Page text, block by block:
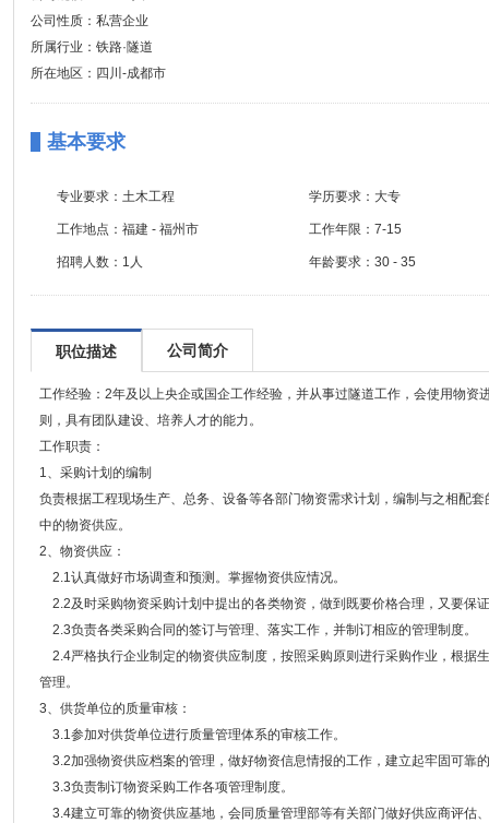
公司性质：私营企业
所属行业：铁路·隧道
所在地区：四川-成都市
基本要求
专业要求： 土木工程 学历要求： 大专
工作地点： 福建 - 福州市 工作年限： 7-15
招聘人数： 1人 年龄要求： 30 - 35
职位描述 公司简介
工作经验：2年及以上央企或国企工作经验，并从事过隧道工作，会使用物资
则，具有团队建设、培养人才的能力。
工作职责：
1、采购计划的编制
负责根据工程现场生产、总务、设备等各部门物资需求计划，编制与之相配
中的物资供应。
2、物资供应：
2.1认真做好市场调查和预测。掌握物资供应情况。
2.2及时采购物资采购计划中提出的各类物资，做到既要价格合理，又要保
2.3负责各类采购合同的签订与管理、落实工作，并制订相应的管理制度。
2.4严格执行企业制定的物资供应制度，按照采购原则进行采购作业，根据
管理。
3、供货单位的质量审核：
3.1参加对供货单位进行质量管理体系的审核工作。
3.2加强物资供应档案的管理，做好物资信息情报的工作，建立起牢固可靠
3.3负责制订物资采购工作各项管理制度。
3.4建立可靠的物资供应基地，会同质量管理部等有关部门做好供应商评估